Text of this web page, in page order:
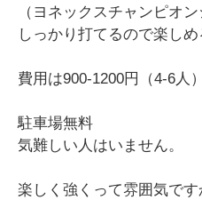
（ヨネックスチャンピオン
しっかり打てるので楽しめ
費用は900-1200円（4-6人）
駐車場無料
気難しい人はいません。
楽しく強くって雰囲気です